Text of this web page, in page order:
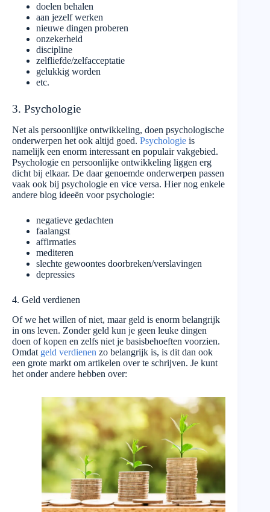
doelen behalen
aan jezelf werken
nieuwe dingen proberen
onzekerheid
discipline
zelfliefde/zelfacceptatie
gelukkig worden
etc.
3. Psychologie
Net als persoonlijke ontwikkeling, doen psychologische
onderwerpen het ook altijd goed. Psychologie is
namelijk een enorm interessant en populair vakgebied.
Psychologie en persoonlijke ontwikkeling liggen erg
dicht bij elkaar. De daar genoemde onderwerpen passen
vaak ook bij psychologie en vice versa. Hier nog enkele
andere blog ideeën voor psychologie:
negatieve gedachten
faalangst
affirmaties
mediteren
slechte gewoontes doorbreken/verslavingen
depressies
4. Geld verdienen
Of we het willen of niet, maar geld is enorm belangrijk
in ons leven. Zonder geld kun je geen leuke dingen
doen of kopen en zelfs niet je basisbehoeften voorzien.
Omdat geld verdienen zo belangrijk is, is dit dan ook
een grote markt om artikelen over te schrijven. Je kunt
het onder andere hebben over: